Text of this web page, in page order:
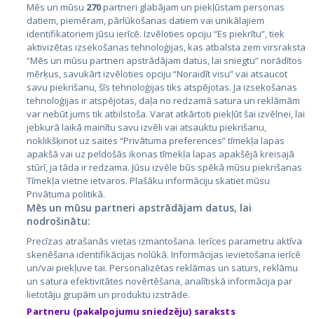
Страны
Эстония
Латвия
Литва
City24.lv
City24.ee
GetaPro.lv
GetaPro.ee
Skelbiu.lt
CVbankas.lt
Kainos.lt
Paslaugos.lt
auto24.ee
Mēs un mūsu 270partneri glabājam un piekļūstam personas
datiem, piemēram, pārlūkošanas datiem vai unikālajiem
identifikatoriem jūsu ierīcē. Izvēloties opciju “Es piekrītu”, tiek
aktivizētas izsekošanas tehnoloģijas, kas atbalsta zem virsraksta
“Mēs un mūsu partneri apstrādājam datus, lai sniegtu” norādītos
mērķus, savukārt izvēloties opciju “Noraidīt visu” vai atsaucot
savu piekrišanu, šīs tehnoloģijas tiks atspējotas. Ja izsekošanas
tehnoloģijas ir atspējotas, daļa no redzamā satura un reklāmām
var nebūt jums tik atbilstoša. Varat atkārtoti piekļūt šai izvēlnei, lai
jebkurā laikā mainītu savu izvēli vai atsauktu piekrišanu,
noklikšķinot uz saites “Privātuma preferences” tīmekļa lapas
apakšā vai uz peldošās ikonas tīmekļa lapas apakšējā kreisajā
stūrī, ja tāda ir redzama. Jūsu izvēle būs spēkā mūsu piekrišanas
Tīmekļa vietne ietvaros. Plašāku informāciju skatiet mūsu
Privātuma politikā.
Mēs un mūsu partneri apstrādājam datus, lai
nodrošinātu:
Precīzas atrašanās vietas izmantošana. Ierīces parametru aktīva
skenēšana identifikācijas nolūkā. Informācijas ievietošana ierīcē
un/vai piekļuve tai. Personalizētas reklāmas un saturs, reklāmu
un satura efektivitātes novērtēšana, analītiskā informācija par
lietotāju grupām un produktu izstrāde.
Partneru (pakalpojumu sniedzēju) saraksts